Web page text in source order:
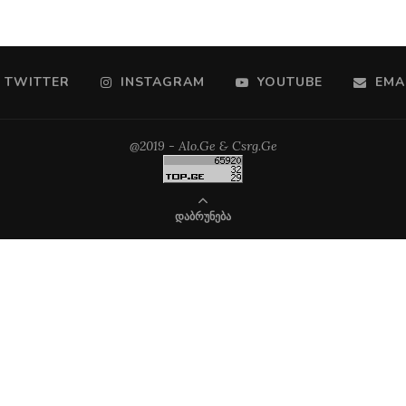
TWITTER INSTAGRAM YOUTUBE
@2019 - Alo.Ge & Csrg.Ge
ᲓᲐᲑᲠᲣᲜᲔᲑᲐ